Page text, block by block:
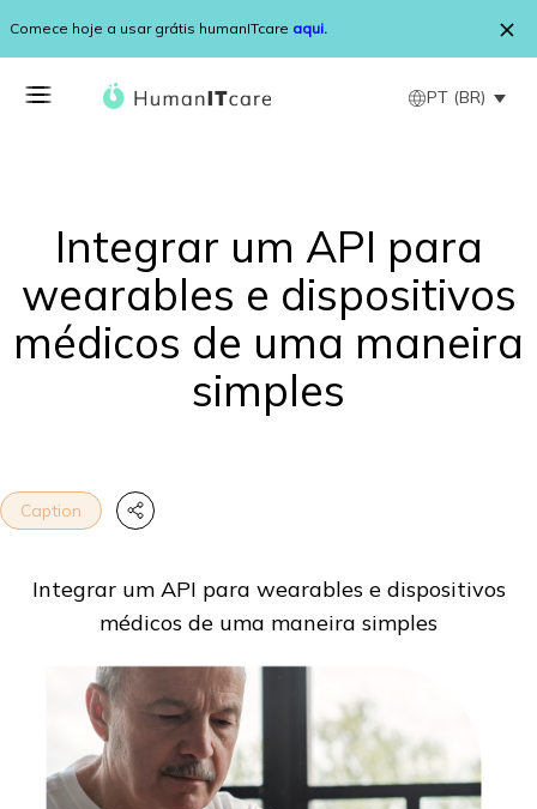
Comece hoje a usar grátis humanITcare aqui.
PT (BR)
Integrar um API para
wearables e dispositivos
médicos de uma maneira
simples
Caption
Integrar um API para wearables e dispositivos
médicos de uma maneira simples